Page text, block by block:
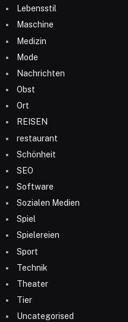
Lebensstil
Maschine
Medizin
Mode
Nachrichten
Obst
Ort
REISEN
restaurant
Schönheit
SEO
Software
Sozialen Medien
Spiel
Spielereien
Sport
Technik
Theater
Tier
Uncategorised